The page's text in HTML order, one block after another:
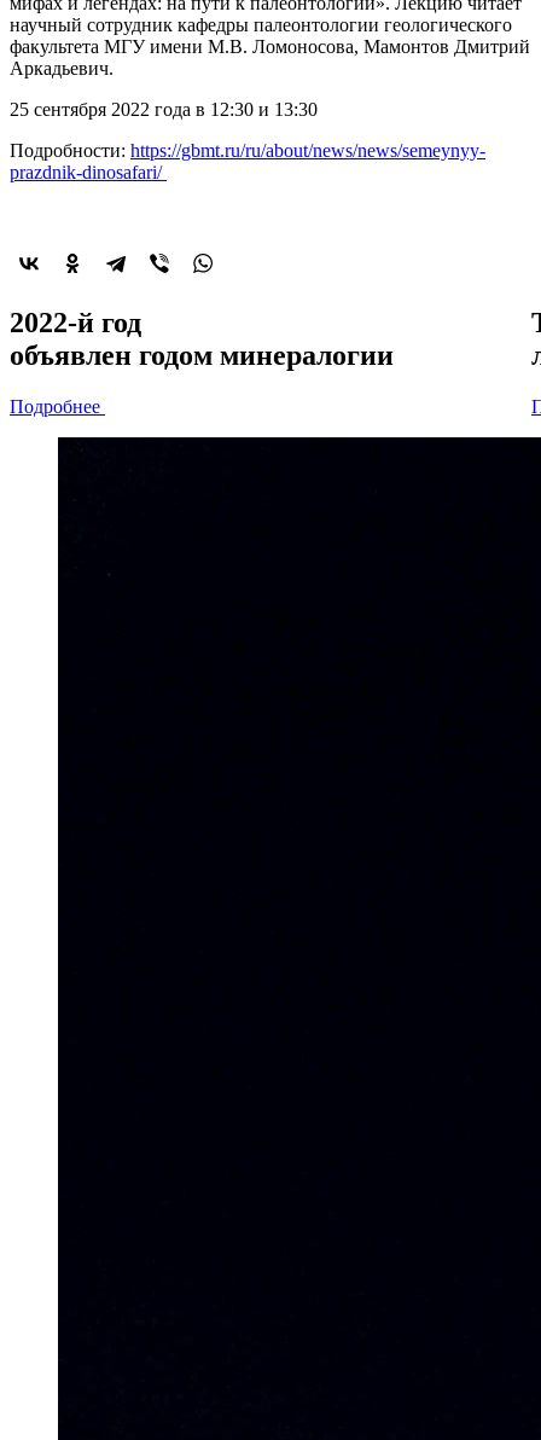
научный сотрудник кафедры палеонтологии геологического
факультета МГУ имени М.В. Ломоносова, Мамонтов Дмитрий
Аркадьевич.
25 сентября 2022 года в 12:30 и 13:30
Подробности: https://gbmt.ru/ru/about/news/news/semeynyy-
prazdnik-dinosafari/
2022-й год
объявлен годом минералогии
Подробнее